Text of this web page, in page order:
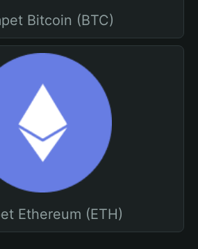
Bitcoin (BTC)
Ethereum (ETH)